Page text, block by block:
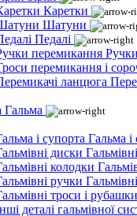
Каретки
Шатуни
Педалі
Гальма
Гальма і